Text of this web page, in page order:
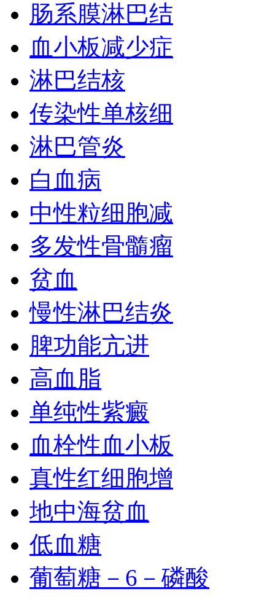
肠系膜淋巴结
血小板减少症
淋巴结核
传染性单核细
淋巴管炎
白血病
中性粒细胞减
多发性骨髓瘤
贫血
慢性淋巴结炎
脾功能亢进
高血脂
单纯性紫癜
血栓性血小板
真性红细胞增
地中海贫血
低血糖
葡萄糖－6－磷酸